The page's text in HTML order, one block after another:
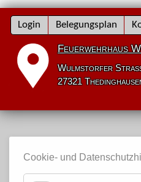
Navigation
überspringen
Login Belegungsplan
Feuerwehrhaus
Wulmstorfer
27321
Cookie- und